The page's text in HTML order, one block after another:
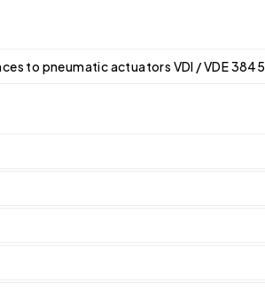
to pneumatic actuators VDI / VDE 3845